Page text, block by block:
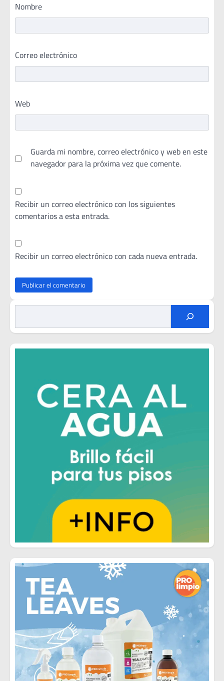
Nombre
Correo electrónico
Web
Guarda mi nombre, correo electrónico y web en este
navegador para la próxima vez que comente.
Recibir un correo electrónico con los siguientes
comentarios a esta entrada.
Recibir un correo electrónico con cada nueva entrada.